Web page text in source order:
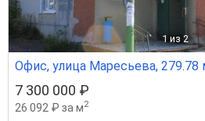
1 из 2
Офис, улица Маресьева, 279.78
7 300 000 ₽
26 092 ₽ за м2